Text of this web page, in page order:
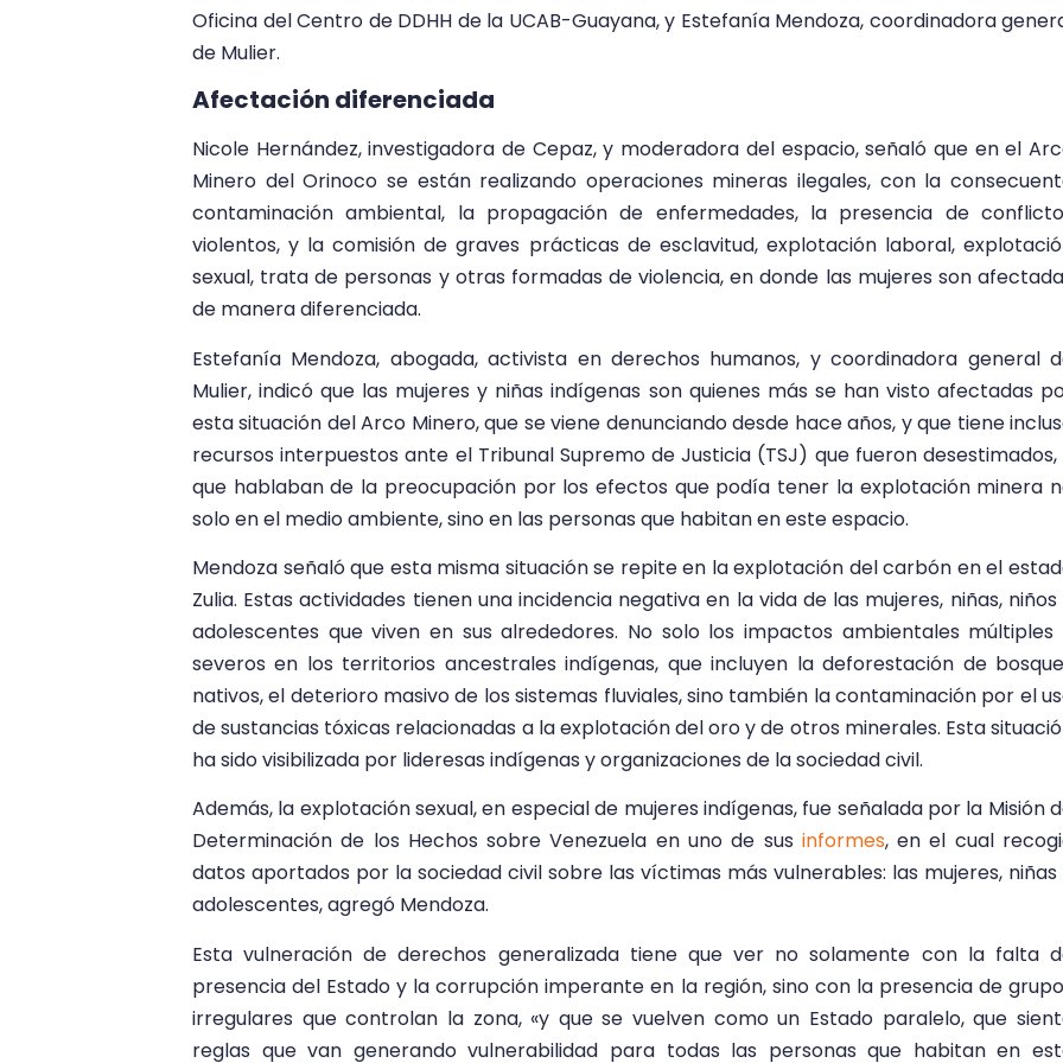
Oficina del Centro de DDHH de la UCAB-Guayana, y Estefanía Mendoza, coordinadora
de Mulier.
Afectación diferenciada
Nicole Hernández, investigadora de Cepaz, y moderadora del espacio, señaló que en el
Minero del Orinoco se están realizando operaciones mineras ilegales, con la
contaminación ambiental, la propagación de enfermedades, la presencia de
violentos, y la comisión de graves prácticas de esclavitud, explotación laboral,
sexual, trata de personas y otras formadas de violencia, en donde las mujeres son
de manera diferenciada.
Estefanía Mendoza, abogada, activista en derechos humanos, y coordinadora general
Mulier, indicó que las mujeres y niñas indígenas son quienes más se han visto afectadas
esta situación del Arco Minero, que se viene denunciando desde hace años, y que tiene
recursos interpuestos ante el Tribunal Supremo de Justicia (TSJ) que fueron desestimados,
que hablaban de la preocupación por los efectos que podía tener la explotación minera
solo en el medio ambiente, sino en las personas que habitan en este espacio.
Mendoza señaló que esta misma situación se repite en la explotación del carbón en el
Zulia. Estas actividades tienen una incidencia negativa en la vida de las mujeres, niñas, niños
adolescentes que viven en sus alrededores. No solo los impactos ambientales múltiples
severos en los territorios ancestrales indígenas, que incluyen la deforestación de
nativos, el deterioro masivo de los sistemas fluviales, sino también la contaminación por el
de sustancias tóxicas relacionadas a la explotación del oro y de otros minerales. Esta
ha sido visibilizada por lideresas indígenas y organizaciones de la sociedad civil.
Además, la explotación sexual, en especial de mujeres indígenas, fue señalada por la Misión
Determinación de los Hechos sobre Venezuela en uno de sus informes, en el cual
datos aportados por la sociedad civil sobre las víctimas más vulnerables: las mujeres, niñas
adolescentes, agregó Mendoza.
Esta vulneración de derechos generalizada tiene que ver no solamente con la falta
presencia del Estado y la corrupción imperante en la región, sino con la presencia de
irregulares que controlan la zona, «y que se vuelven como un Estado paralelo, que
reglas que van generando vulnerabilidad para todas las personas que habitan en